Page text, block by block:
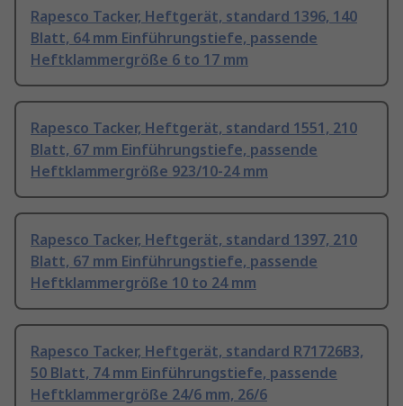
Rapesco Tacker, Heftgerät, standard 1396, 140
Blatt, 64 mm Einführungstiefe, passende
Heftklammergröße 6 to 17 mm
Rapesco Tacker, Heftgerät, standard 1551, 210
Blatt, 67 mm Einführungstiefe, passende
Heftklammergröße 923/10-24 mm
Rapesco Tacker, Heftgerät, standard 1397, 210
Blatt, 67 mm Einführungstiefe, passende
Heftklammergröße 10 to 24 mm
Rapesco Tacker, Heftgerät, standard R71726B3,
50 Blatt, 74 mm Einführungstiefe, passende
Heftklammergröße 24/6 mm, 26/6